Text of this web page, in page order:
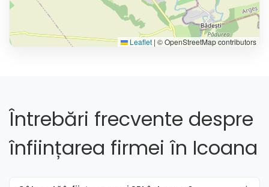
Leaflet | © OpenStreetMap contributors
Întrebări frecvente despre
înființarea firmei în Icoana